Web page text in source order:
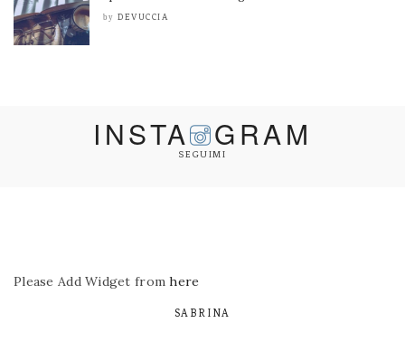
by DEVUCCIA
INSTA GRAM
SEGUIMI
Please Add Widget fromhere
SABRINA